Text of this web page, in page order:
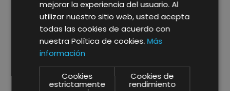
NUESTRA AGENCIA IMAGINE
UNA INTRANET A MEDIDA PARA
mejorar la experiencia del usuario. Al
utilizar nuestro sitio web, usted acepta
todas las cookies de acuerdo con
nuestra Política de cookies.Más
información
Cookies
estrictamente
Cookies de
rendimiento